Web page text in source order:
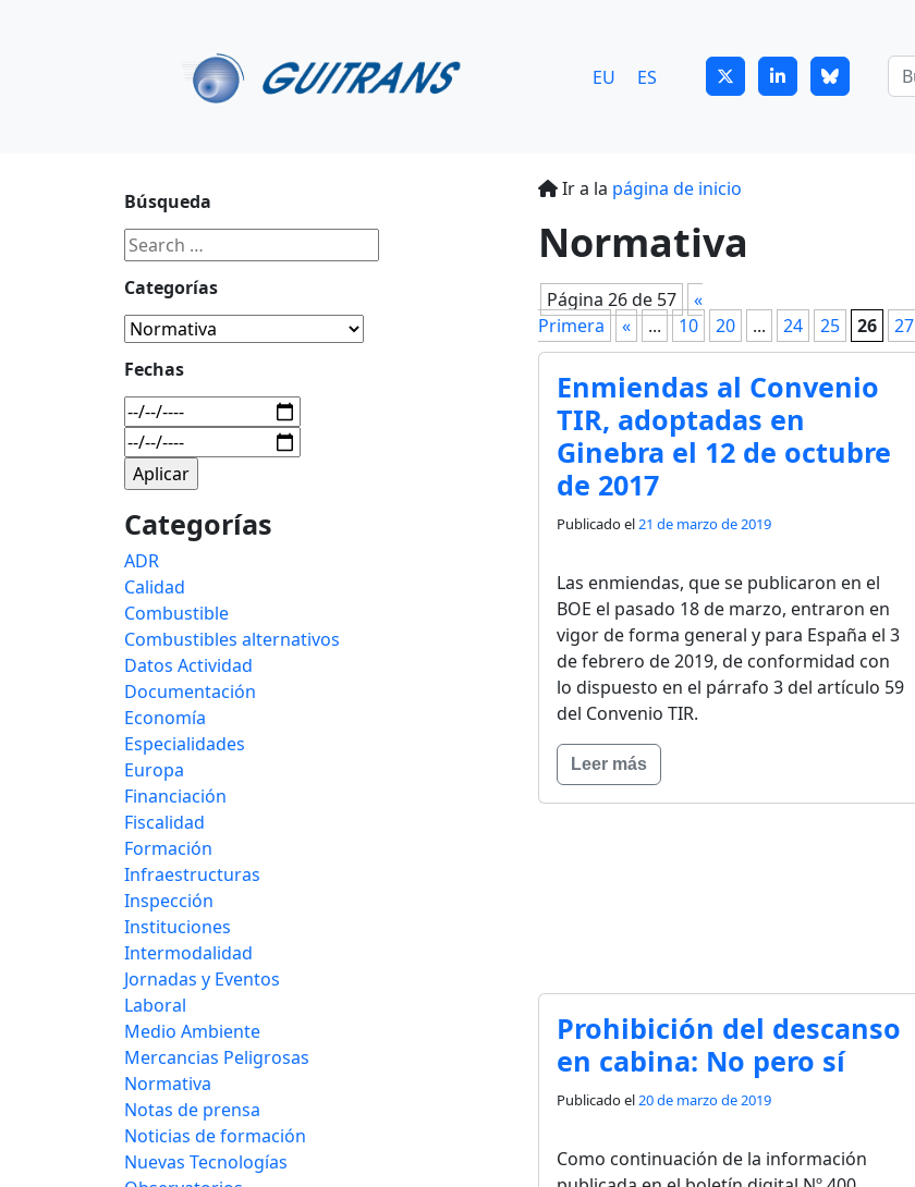
EU ES
Ir a la página de inicio
Normativa
Página 26 de 57
«
Primera
« ... 10 20 ... 24 25 26 27
Enmiendas al Convenio
TIR, adoptadas en
Ginebra el 12 de octubre
de 2017
Publicado el21 de marzo de 2019
Las enmiendas, que se publicaron en el
BOE el pasado 18 de marzo, entraron en
vigor de forma general y para España el 3
de febrero de 2019, de conformidad con
lo dispuesto en el párrafo 3 del artículo 59
del Convenio TIR.
Leer más
Prohibición del descanso
en cabina: No pero sí
Publicado el20 de marzo de 2019
Como continuación de la información
Búsqueda
Categorías
Fechas
Categorías
ADR
Calidad
Combustible
Combustibles alternativos
Datos Actividad
Documentación
Economía
Especialidades
Europa
Financiación
Fiscalidad
Formación
Infraestructuras
Inspección
Instituciones
Intermodalidad
Jornadas y Eventos
Laboral
Medio Ambiente
Mercancias Peligrosas
Normativa
Notas de prensa
Noticias de formación
Nuevas Tecnologías